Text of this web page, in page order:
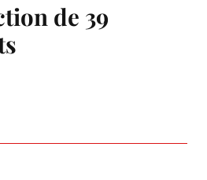
de 39